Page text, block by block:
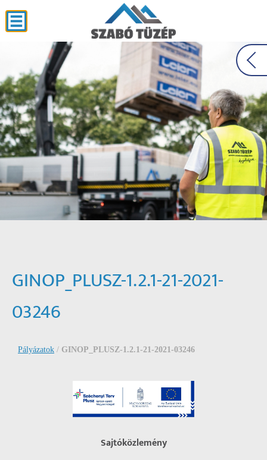
GINOP_PLUSZ-1.2.1-21-2021-
03246
Pályázatok / GINOP_PLUSZ-1.2.1-21-2021-03246
Sajtóközlemény